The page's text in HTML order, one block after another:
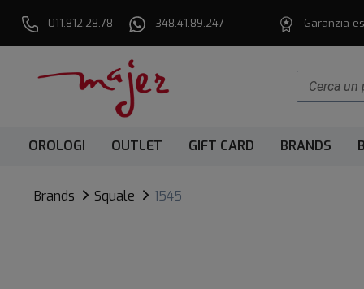
011.812.28.78 348.41.89.247 Garanzia
OROLOGI OUTLET GIFT CARD BRANDS
Brands Squale 1545